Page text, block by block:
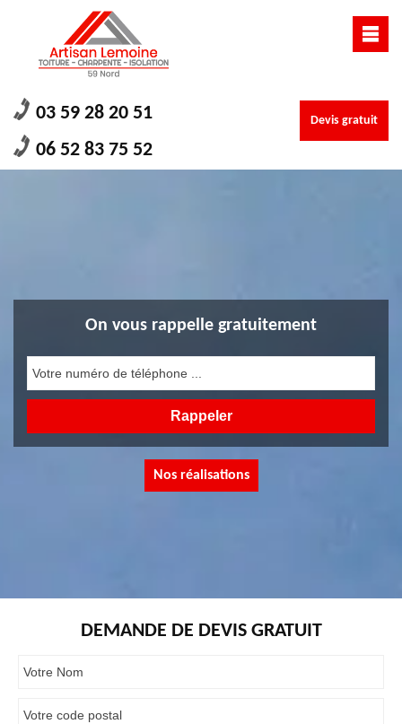
03 59 28 20 51
06 52 83 75 52
Devis gratuit
On vous rappelle gratuitement
Nos réalisations
DEMANDE DE DEVIS GRATUIT